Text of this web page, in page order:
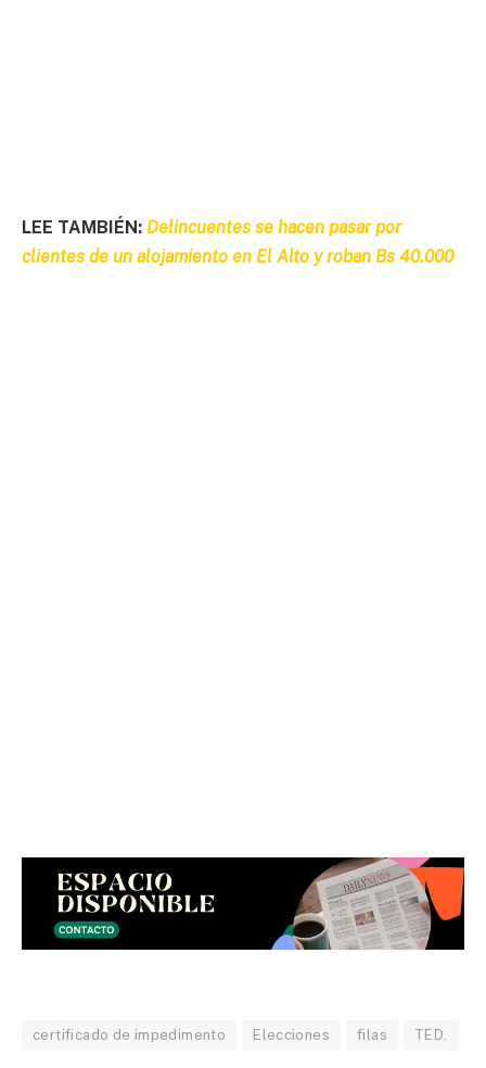
LEE TAMBIÉN: Delincuentes se hacen pasar por
clientes de un alojamiento en El Alto y roban Bs 40.000
certificado de impedimento Elecciones filas TED.